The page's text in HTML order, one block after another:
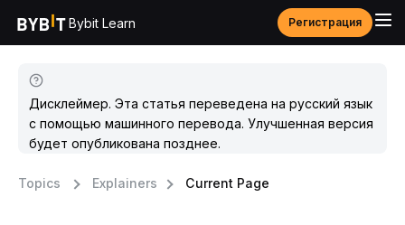
Bybit Learn Регистрация
Дисклеймер. Эта статья переведена на русский язык
с помощью машинного перевода. Улучшенная версия
будет опубликована позднее.
Topics Explainers Current Page